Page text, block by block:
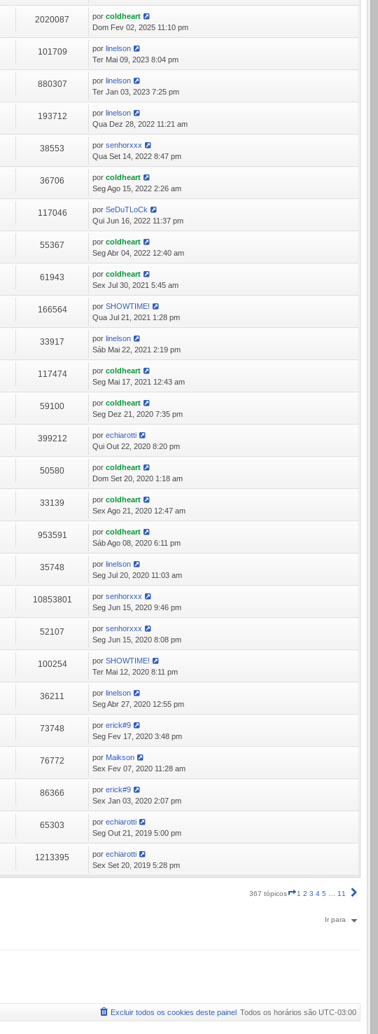
2020087 porcoldheart
Dom Fev 02, 2025 11:10 pm
101709 porlinelson
Ter Mai 09, 2023 8:04 pm
880307 porlinelson
Ter Jan 03, 2023 7:25 pm
193712 porlinelson
Qua Dez 28, 2022 11:21 am
38553 porsenhorxxx
Qua Set 14, 2022 8:47 pm
36706 porcoldheart
Seg Ago 15, 2022 2:26 am
117046 porSeDuTLoCk
Qui Jun 16, 2022 11:37 pm
55367 porcoldheart
Seg Abr 04, 2022 12:40 am
61943 porcoldheart
Sex Jul 30, 2021 5:45 am
166564 porSHOWTIME!
Qua Jul 21, 2021 1:28 pm
33917 porlinelson
Sáb Mai 22, 2021 2:19 pm
117474 porcoldheart
Seg Mai 17, 2021 12:43 am
59100 porcoldheart
Seg Dez 21, 2020 7:35 pm
399212 porechiarotti
Qui Out 22, 2020 8:20 pm
50580 porcoldheart
Dom Set 20, 2020 1:18 am
33139 porcoldheart
Sex Ago 21, 2020 12:47 am
953591 porcoldheart
Sáb Ago 08, 2020 6:11 pm
35748 porlinelson
Seg Jul 20, 2020 11:03 am
10853801 porsenhorxxx
Seg Jun 15, 2020 9:46 pm
52107 porsenhorxxx
Seg Jun 15, 2020 8:08 pm
100254 porSHOWTIME!
Ter Mai 12, 2020 8:11 pm
36211 porlinelson
Seg Abr 27, 2020 12:55 pm
73748 porerick#9
Seg Fev 17, 2020 3:48 pm
76772 por Maikson
Sex Fev 07, 2020 11:28 am
86366 porerick#9
Sex Jan 03, 2020 2:07 pm
65303 porechiarotti
Seg Out 21, 2019 5:00 pm
1213395 porechiarotti
Sex Set 20, 2019 5:28 pm
367 tópicos
Página
1 2 3 4 5 11
Ir para
Todos os horários são UTC-03:00
Excluir todos os cookies deste painel